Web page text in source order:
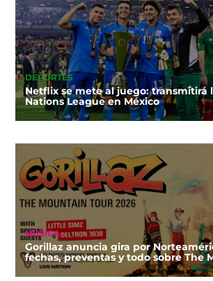
DEPORTES
Netflix se mete al juego: transmitirá
Nations League en México
MÚSICA
Gorillaz anuncia gira por
fechas, preventas y todo sobre The